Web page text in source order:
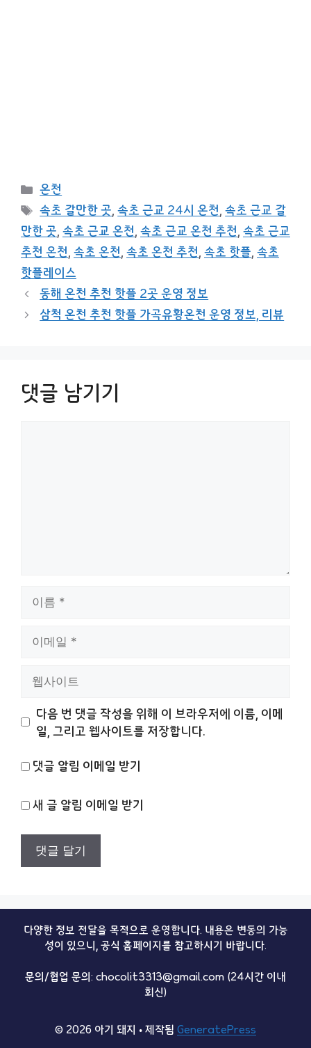
카
테
고
리
온천
태
그
속초 갈만한 곳,속초 근교 24시 온천,속초 근교 갈
만한 곳, 속초 근교 온천, 속초 근교 온천 추천, 속초 근교
추천 온천, 속초 온천, 속초 온천 추천, 속초 핫플, 속초
핫플레이스
동해 온천 추천 핫플 2곳 운영 정보
삼척 온천 추천 핫플 가곡유황온천 운영 정보, 리뷰
댓글 남기기
트
다음 번 댓글 작성을 위해 이 브라우저에 이름, 이메
일, 그리고 웹사이트를 저장합니다.
댓글 알림 이메일 받기
새 글 알림 이메일 받기
다양한 정보 전달을 목적으로 운영합니다. 내용은 변동의 가능
성이 있으니, 공식 홈페이지를 참고하시기 바랍니다.
문의/협업 문의: chocolit3313@gmail.com (24시간 이내
회신)
© 2026 아기 돼지 • 제작됨 GeneratePress